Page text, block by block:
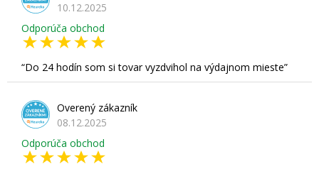
10.12.2025
Odporúča obchod
Do 24 hodín som si tovar vyzdvihol na výdajnom mieste
Overený zákazník
08.12.2025
Odporúča obchod